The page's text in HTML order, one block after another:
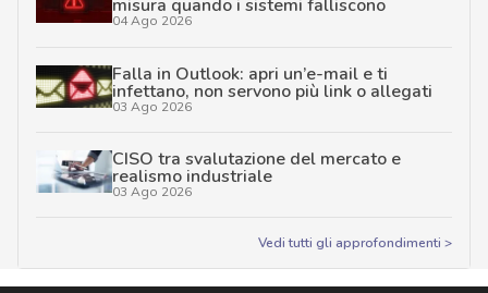
misura quando i sistemi falliscono
04 Ago 2026
Falla in Outlook: apri un’e-mail e ti
infettano, non servono più link o allegati
03 Ago 2026
CISO tra svalutazione del mercato e
realismo industriale
03 Ago 2026
Vedi tutti gli approfondimenti >